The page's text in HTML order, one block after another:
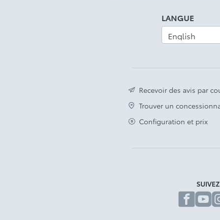
Avis légal
LANGUE
Recevoir des avis par
Trouver un
Configuration et prix